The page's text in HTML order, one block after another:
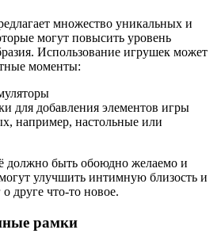
множество уникальных и
могут повысить уровень
Использование игрушек может
моменты:
для добавления элементов игры
например, настольные или
должно быть обоюдно желаемо и
улучшить интимную близость и
друге что-то новое.
рамки